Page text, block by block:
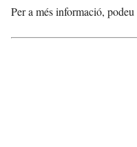
Per a més informació,